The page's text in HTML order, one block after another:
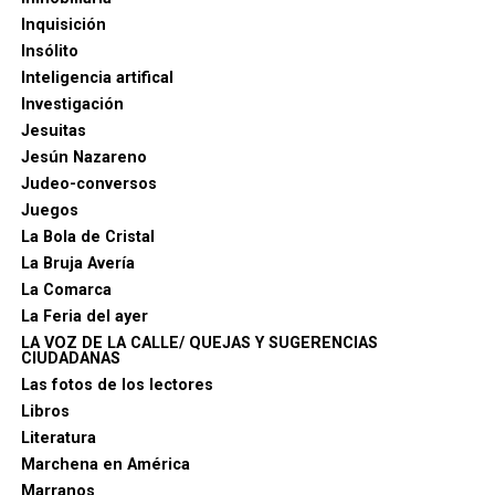
Capitulares del Archivo Histórico Municipal para
reconstruir las obras y reparaciones de la muralla
durante el Seiscientos.
Para las primeras décadas del XIX resulta esencial
José Alcaide Villalobos,
Absolutismo versus Constitucionalismo
especialmente las noticias de 1817, 1818, 1820 y 1828
relativas a solares, arquillos, torreones y viviendas
adosadas.
Inquisición
Insólito
Inteligencia artifical
Investigación
Jesuitas
Jesún Nazareno
Judeo-conversos
Juegos
La Bola de Cristal
La Bruja Avería
La Comarca
La Feria del ayer
LA VOZ DE LA CALLE/ QUEJAS Y SUGERENCIAS
CIUDADANAS
Las fotos de los lectores
Libros
Literatura
Marchena en América
Marranos